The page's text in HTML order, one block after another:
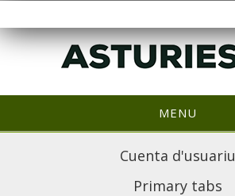
MENU
Cuenta d'usuariu
Primary tabs